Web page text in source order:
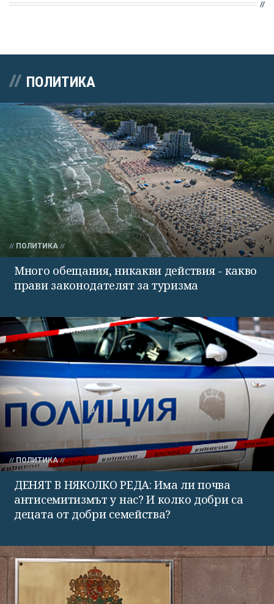
ПОЛИТИКА
ПОЛИТИКА
Много обещания, никакви действия - какво
прави законодателят за туризма
ПОЛИТИКА
ДЕНЯТ В НЯКОЛКО РЕДА: Има ли почва
антисемитизмът у нас? И колко добри са
децата от добри семейства?